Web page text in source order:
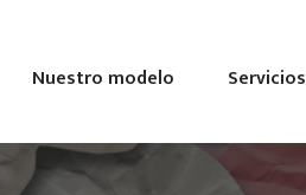
Nuestro modelo Servicios